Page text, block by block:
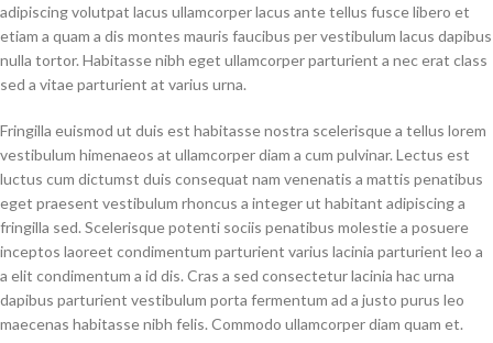
adipiscing volutpat lacus ullamcorper lacus ante tellus fusce libero et
etiam a quam a dis montes mauris faucibus per vestibulum lacus dapibus
nulla tortor. Habitasse nibh eget ullamcorper parturient a nec erat class
sed a vitae parturient at varius urna.
Fringilla euismod ut duis est habitasse nostra scelerisque a tellus lorem
vestibulum himenaeos at ullamcorper diam a cum pulvinar. Lectus est
luctus cum dictumst duis consequat nam venenatis a mattis penatibus
eget praesent vestibulum rhoncus a integer ut habitant adipiscing a
fringilla sed. Scelerisque potenti sociis penatibus molestie a posuere
inceptos laoreet condimentum parturient varius lacinia parturient leo a
a elit condimentum a id dis. Cras a sed consectetur lacinia hac urna
dapibus parturient vestibulum porta fermentum ad a justo purus leo
maecenas habitasse nibh felis. Commodo ullamcorper diam quam et.